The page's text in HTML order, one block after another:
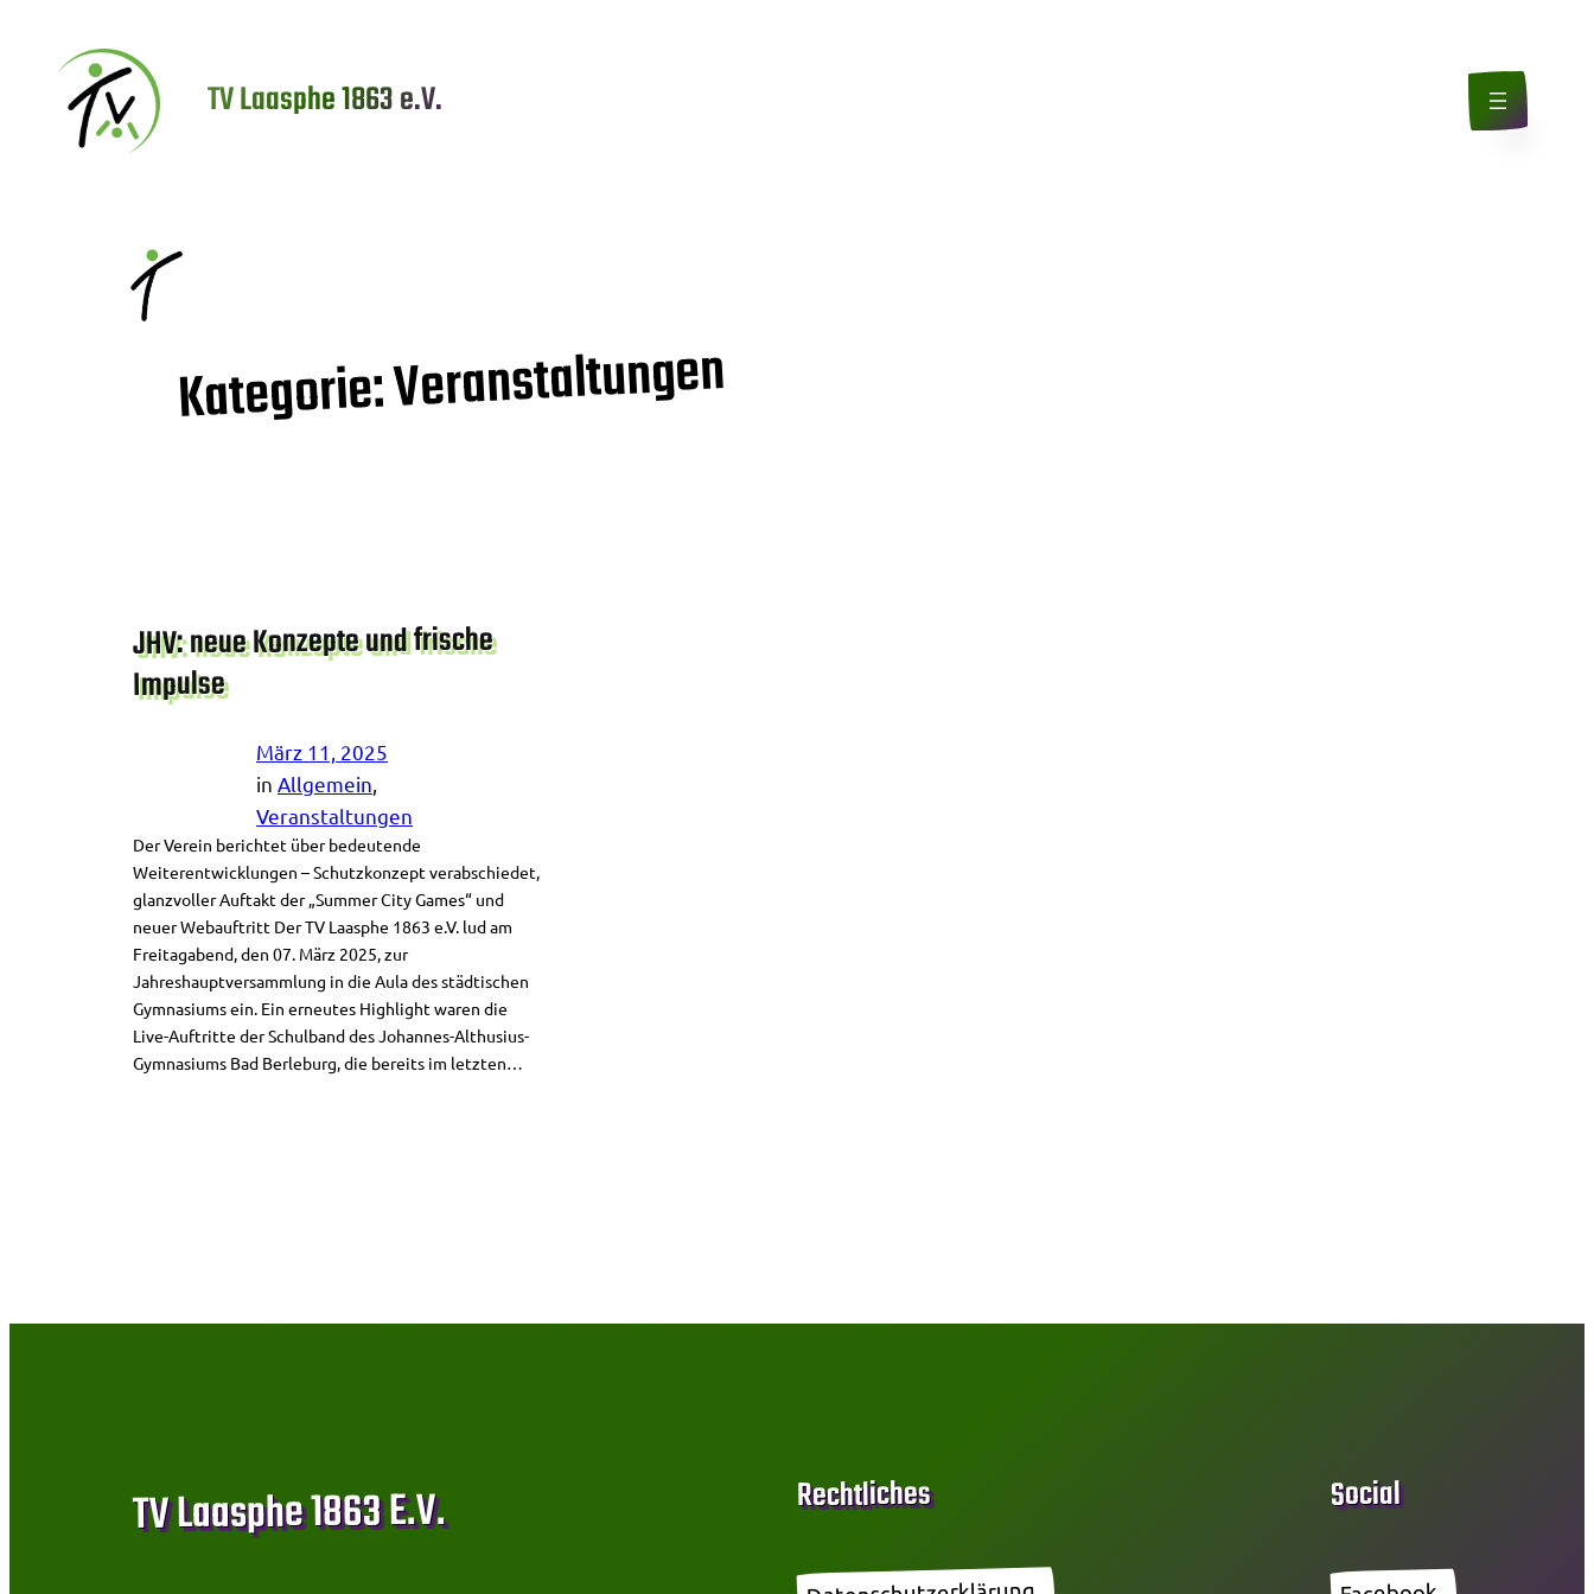
Inhalt
springen
TV Laasphe 1863 e.V.
Kategorie:Veranstaltungen
JHV: neue Konzepte und frische
Impulse
März 11, 2025
in Allgemein
Veranstaltungen
Der Verein berichtet über bedeutende
Weiterentwicklungen – Schutzkonzept verabschiedet,
glanzvoller Auftakt der „Summer City Games“ und
neuer Webauftritt Der TV Laasphe 1863 e.V. lud am
Freitagabend, den 07. März 2025, zur
Jahreshauptversammlung in die Aula des städtischen
Gymnasiums ein. Ein erneutes Highlight waren die
Live-Auftritte der Schulband des Johannes-Althusius-
Gymnasiums Bad Berleburg, die bereits im letzten…
TV Laasphe 1863 E.V. Rechtliches Social